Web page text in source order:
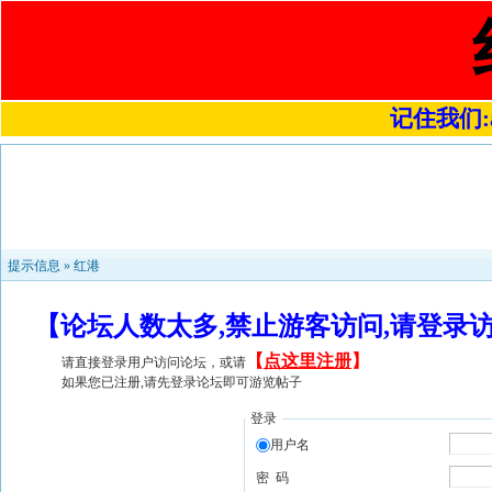
记住我们
提示信息 » 红港
【论坛人数太多,禁止游客访问,请登
请直接登录用户访问论坛，或请 【 点这里注册】
如果您已注册,请先登录论坛即可游览帖子
登录
用户名
密 码